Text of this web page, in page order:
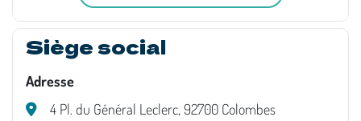
Siège social
Adresse
4 Pl. du Général Leclerc, 92700 Colombes